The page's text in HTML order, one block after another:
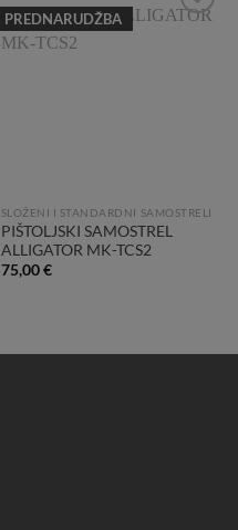
PREDNARUDŽBA
SLOŽENI I STANDARDNI SAMOSTRELI
PIŠTOLJSKI SAMOSTREL
ALLIGATOR MK-TCS2
75,00€